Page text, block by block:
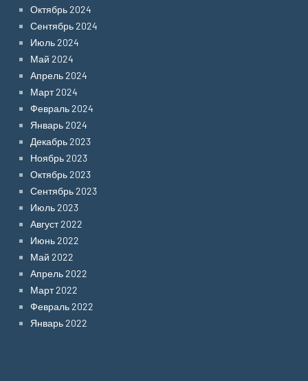
Октябрь 2024
Сентябрь 2024
Июль 2024
Май 2024
Апрель 2024
Март 2024
Февраль 2024
Январь 2024
Декабрь 2023
Ноябрь 2023
Октябрь 2023
Сентябрь 2023
Июль 2023
Август 2022
Июнь 2022
Май 2022
Апрель 2022
Март 2022
Февраль 2022
Январь 2022